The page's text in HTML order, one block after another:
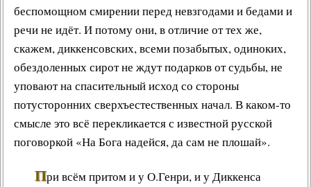
беспомощном смирении перед невзгодами и бедами и
речи не идёт. И потому они, в отличие от тех же,
скажем, диккенсовских, всеми позабытых, одиноких,
обездоленных сирот не ждут подарков от судьбы, не
уповают на спасительный исход со стороны
потусторонних сверхъестественных начал. В каком-то
смысле это всё перекликается с известной русской
поговоркой «На Бога надейся, да сам не плошай».
При всём притом и у О.Генри, и у Диккенса